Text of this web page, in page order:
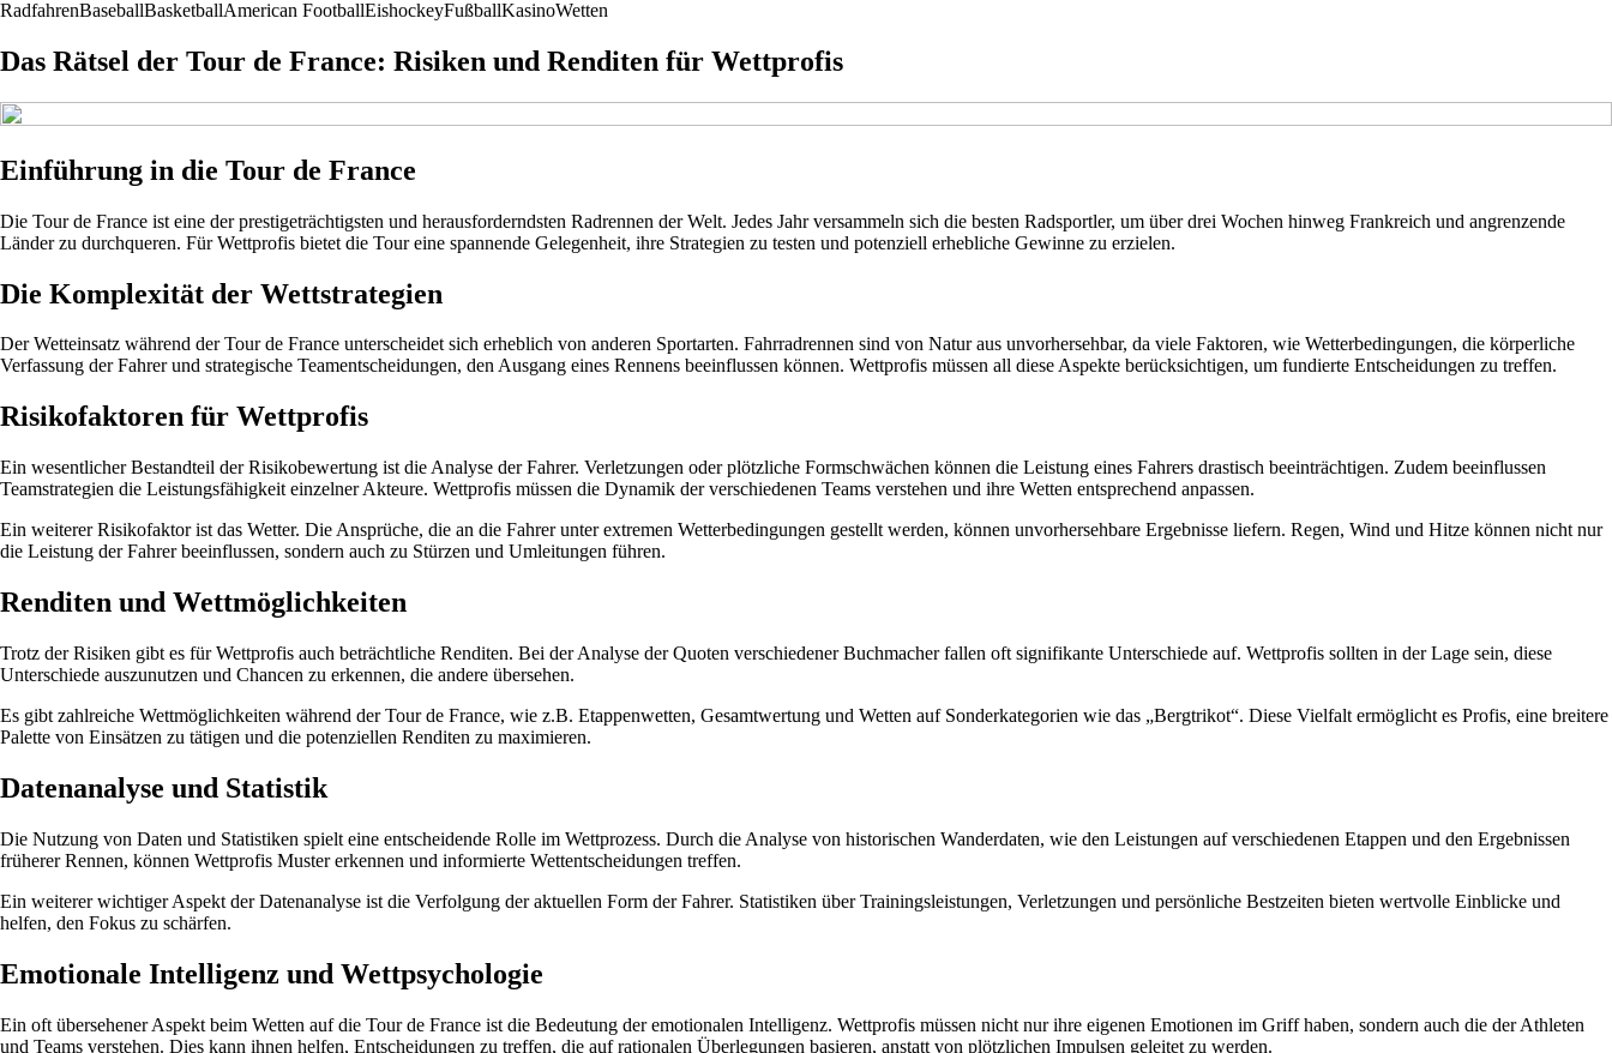
RadfahrenBaseballBasketballAmerican FootballEishockeyFußballKasinoWetten
Das Rätsel der Tour de France: Risiken und Renditen für Wettprofis
Einführung in die Tour de France
Die Tour de France ist eine der prestigeträchtigsten und herausforderndsten Radrennen der Welt. Jedes Jahr versammeln sich die besten Radsportler, um über drei Wochen hinweg Frankreich und angrenzende
Länder zu durchqueren. Für Wettprofis bietet die Tour eine spannende Gelegenheit, ihre Strategien zu testen und potenziell erhebliche Gewinne zu erzielen.
Die Komplexität der Wettstrategien
Der Wetteinsatz während der Tour de France unterscheidet sich erheblich von anderen Sportarten. Fahrradrennen sind von Natur aus unvorhersehbar, da viele Faktoren, wie Wetterbedingungen, die körperliche
Verfassung der Fahrer und strategische Teamentscheidungen, den Ausgang eines Rennens beeinflussen können. Wettprofis müssen all diese Aspekte berücksichtigen, um fundierte Entscheidungen zu treffen.
Risikofaktoren für Wettprofis
Ein wesentlicher Bestandteil der Risikobewertung ist die Analyse der Fahrer. Verletzungen oder plötzliche Formschwächen können die Leistung eines Fahrers drastisch beeinträchtigen. Zudem beeinflussen
Teamstrategien die Leistungsfähigkeit einzelner Akteure. Wettprofis müssen die Dynamik der verschiedenen Teams verstehen und ihre Wetten entsprechend anpassen.
Ein weiterer Risikofaktor ist das Wetter. Die Ansprüche, die an die Fahrer unter extremen Wetterbedingungen gestellt werden, können unvorhersehbare Ergebnisse liefern. Regen, Wind und Hitze können nicht nur
die Leistung der Fahrer beeinflussen, sondern auch zu Stürzen und Umleitungen führen.
Renditen und Wettmöglichkeiten
Trotz der Risiken gibt es für Wettprofis auch beträchtliche Renditen. Bei der Analyse der Quoten verschiedener Buchmacher fallen oft signifikante Unterschiede auf. Wettprofis sollten in der Lage sein, diese
Unterschiede auszunutzen und Chancen zu erkennen, die andere übersehen.
Es gibt zahlreiche Wettmöglichkeiten während der Tour de France, wie z.B. Etappenwetten, Gesamtwertung und Wetten auf Sonderkategorien wie das „Bergtrikot“. Diese Vielfalt ermöglicht es Profis, eine breitere
Palette von Einsätzen zu tätigen und die potenziellen Renditen zu maximieren.
Datenanalyse und Statistik
Die Nutzung von Daten und Statistiken spielt eine entscheidende Rolle im Wettprozess. Durch die Analyse von historischen Wanderdaten, wie den Leistungen auf verschiedenen Etappen und den Ergebnissen
früherer Rennen, können Wettprofis Muster erkennen und informierte Wettentscheidungen treffen.
Ein weiterer wichtiger Aspekt der Datenanalyse ist die Verfolgung der aktuellen Form der Fahrer. Statistiken über Trainingsleistungen, Verletzungen und persönliche Bestzeiten bieten wertvolle Einblicke und
helfen, den Fokus zu schärfen.
Emotionale Intelligenz und Wettpsychologie
Ein oft übersehener Aspekt beim Wetten auf die Tour de France ist die Bedeutung der emotionalen Intelligenz. Wettprofis müssen nicht nur ihre eigenen Emotionen im Griff haben, sondern auch die der Athleten
und Teams verstehen. Dies kann ihnen helfen, Entscheidungen zu treffen, die auf rationalen Überlegungen basieren, anstatt von plötzlichen Impulsen geleitet zu werden.